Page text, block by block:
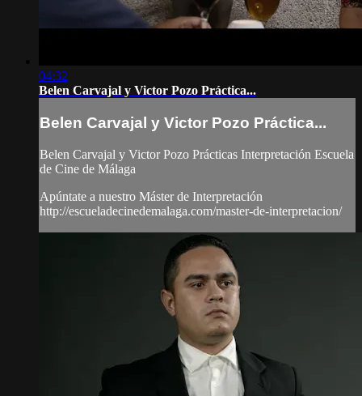
04:32
Belen Carvajal y Victor Pozo Práctica...
Belen Carvajal y Victor Pozo Práctica...
Belen Carvajal y Victor Pozo Prácticas Interpretación Escuela
de Cine de Málaga
Apúntate a nuestro Máster de Interpretación
http://escueladecinedemalaga.com/master-de-interpretacion/